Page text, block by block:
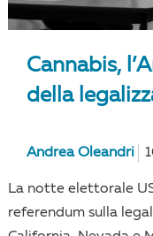
Cannabis,
della
Andrea Oleandri
La notte elettorale
referendum sulla